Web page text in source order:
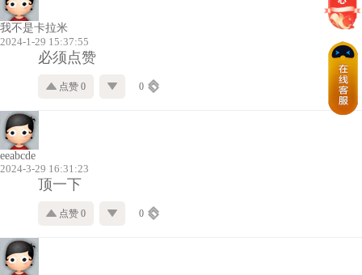
我不是卡拉米
2024-1-29 15:37:55
必须点赞
点赞 0 0
eeabcde
2024-3-29 16:31:23
顶一下
点赞 0 0